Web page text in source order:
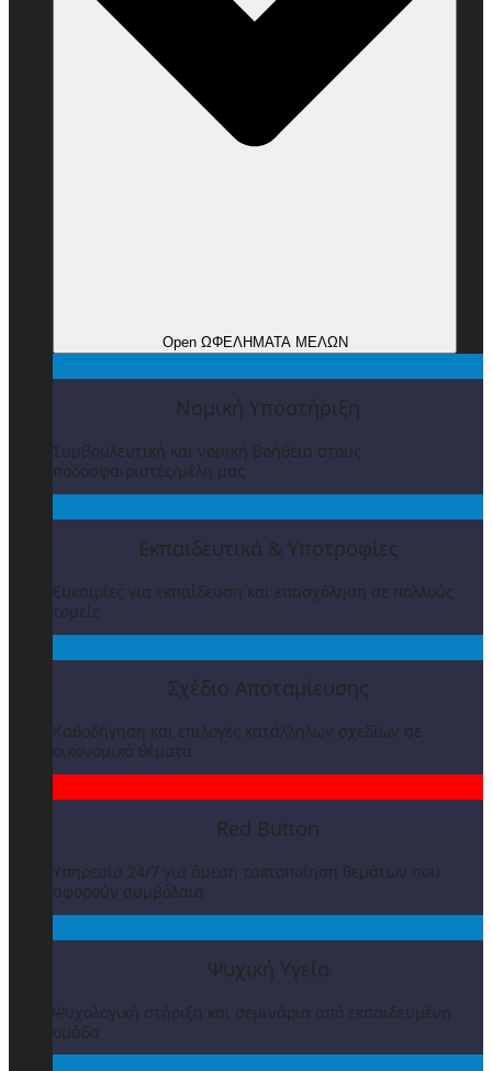
Open ΩΦΕΛΗΜΑΤΑ ΜΕΛΩΝ
Νομική Υποστήριξη
Συμβουλευτική και νομική βοήθεια στους
ποδοσφαιριστές/μέλη μας
Εκπαιδευτικά & Υποτροφίες
Ευκαιρίες για εκπαίδευση και επασχόληση σε πολλούς
τομείς
Σχέδιο Αποταμίευσης
Καθοδήγηση και επιλογές κατάλληλων σχεδίων σε
οικονομικά θέματα
Red Button
Υπηρεσία 24/7 για άμεση τακτοποίηση θεμάτων που
αφορούν συμβόλαια
Ψυχική Υγεία
Ψυχολογική στήριξη και σεμινάρια από εκπαιδευμένη
ομάδα